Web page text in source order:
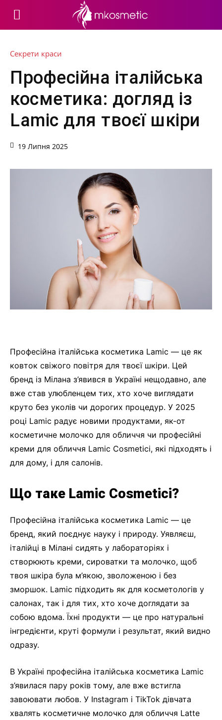
Секрети краси
Професійна італійська
косметика: догляд із
Lamic для твоєї шкіри
19 Липня 2025
Професійна італійська косметика Lamic — це як
ковток свіжого повітря для твоєї шкіри. Цей
бренд із Мілана з’явився в Україні нещодавно, але
вже став улюбленцем тих, хто хоче виглядати
круто без уколів чи дорогих процедур. У 2025
році Lamic радує новими продуктами, як-от
косметичне молочко для обличчя чи професійні
креми для обличчя Lamic Cosmetici, які підходять і
для дому, і для салонів.
Що таке Lamic Cosmetici?
Професійна італійська косметика Lamic — це
бренд, який поєднує науку і природу. Уявляєш,
італійці в Мілані сидять у лабораторіях і
створюють креми, сироватки та молочко, щоб
твоя шкіра була м’якою, зволоженою і без
зморшок. Lamic підходить як для косметологів у
салонах, так і для тих, хто хоче доглядати за
собою вдома. Їхні продукти — це про натуральні
інгредієнти, круті формули і результат, який видно
одразу.
В Україні професійна італійська косметика Lamic
з’явилася пару років тому, але вже встигла
завоювати любов. У Instagram і TikTok дівчата
хвалять косметичне молочко для обличчя Latte